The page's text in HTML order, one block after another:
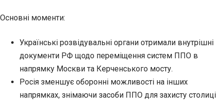
Основні моменти:
Українські розвідувальні органи отримали внутрішні
документи РФ щодо переміщення систем ППО в
напрямку Москви та Керченського мосту.
Росія зменшує оборонні можливості на інших
напрямках, знімаючи засоби ППО для захисту столиці